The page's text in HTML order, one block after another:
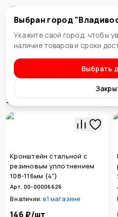
Владивосток
Выбран город "
Укажите свой город, чтобы
наличие товаров и сроки
Выбрать
Водоснабжение и
Крепления
Сортировка
Кронштейн стальной с
резиновым уплотнением
108-116мм (4")
Арт. 00-00006626
В наличии: в1 магазине
146 ₽/шт